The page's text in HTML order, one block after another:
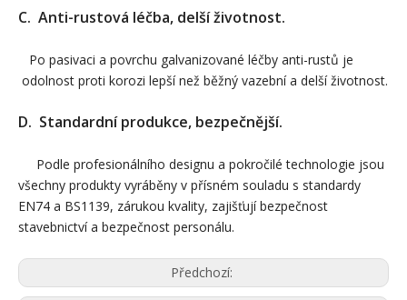
C. Anti-rustová léčba, delší životnost.
Po pasivaci a povrchu galvanizované léčby anti-rustů je
odolnost proti korozi lepší než běžný vazební a delší životnost.
D. Standardní produkce, bezpečnější.
Podle profesionálního designu a pokročilé technologie jsou
všechny produkty vyráběny v přísném souladu s standardy
EN74 a BS1139, zárukou kvality, zajišťují bezpečnost
stavebnictví a bezpečnost personálu.
Předchozí: